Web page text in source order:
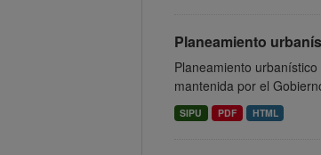
Planeamiento
Planeamiento
mantenida por el
SIPU PDF HTML